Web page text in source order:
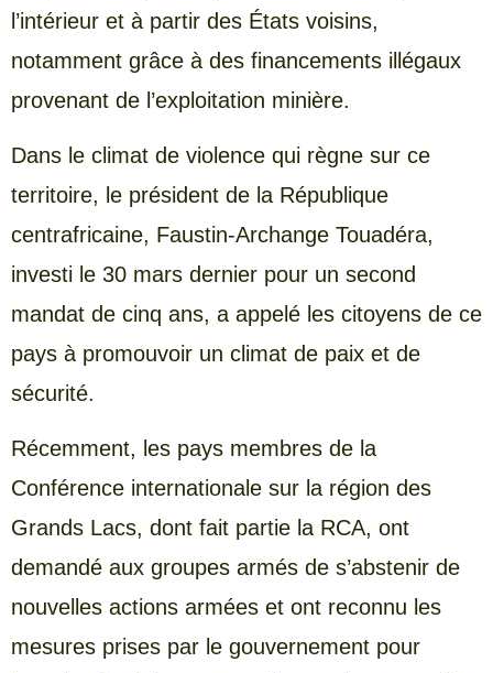
l’intérieur et à partir des États voisins,
notamment grâce à des financements illégaux
provenant de l’exploitation minière.
Dans le climat de violence qui règne sur ce
territoire, le président de la République
centrafricaine, Faustin-Archange Touadéra,
investi le 30 mars dernier pour un second
mandat de cinq ans, a appelé les citoyens de ce
pays à promouvoir un climat de paix et de
sécurité.
Récemment, les pays membres de la
Conférence internationale sur la région des
Grands Lacs, dont fait partie la RCA, ont
demandé aux groupes armés de s’abstenir de
nouvelles actions armées et ont reconnu les
mesures prises par le gouvernement pour